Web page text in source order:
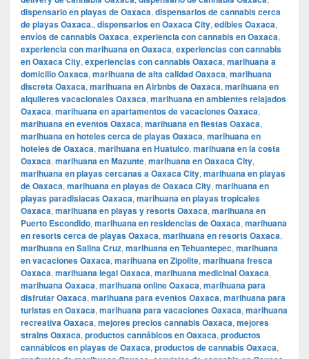
dispensario en playas de Oaxaca, dispensarios de cannabis cerca
de playas Oaxaca., dispensarios en Oaxaca City, edibles Oaxaca,
envíos de cannabis Oaxaca, experiencia con cannabis en Oaxaca,
experiencia con marihuana en Oaxaca, experiencias con cannabis
en Oaxaca City, experiencias con cannabis Oaxaca, marihuana a
domicilio Oaxaca, marihuana de alta calidad Oaxaca, marihuana
discreta Oaxaca, marihuana en Airbnbs de Oaxaca, marihuana en
alquileres vacacionales Oaxaca, marihuana en ambientes relajados
Oaxaca, marihuana en apartamentos de vacaciones Oaxaca,
marihuana en eventos Oaxaca, marihuana en fiestas Oaxaca,
marihuana en hoteles cerca de playas Oaxaca, marihuana en
hoteles de Oaxaca, marihuana en Huatulco, marihuana en la costa
Oaxaca, marihuana en Mazunte, marihuana en Oaxaca City,
marihuana en playas cercanas a Oaxaca City, marihuana en playas
de Oaxaca, marihuana en playas de Oaxaca City, marihuana en
playas paradisiacas Oaxaca, marihuana en playas tropicales
Oaxaca, marihuana en playas y resorts Oaxaca, marihuana en
Puerto Escondido, marihuana en residencias de Oaxaca, marihuana
en resorts cerca de playas Oaxaca, marihuana en resorts Oaxaca,
marihuana en Salina Cruz, marihuana en Tehuantepec, marihuana
en vacaciones Oaxaca, marihuana en Zipolite, marihuana fresca
Oaxaca, marihuana legal Oaxaca, marihuana medicinal Oaxaca,
marihuana Oaxaca, marihuana online Oaxaca, marihuana para
disfrutar Oaxaca, marihuana para eventos Oaxaca, marihuana para
turistas en Oaxaca, marihuana para vacaciones Oaxaca, marihuana
recreativa Oaxaca, mejores precios cannabis Oaxaca, mejores
strains Oaxaca, productos cannábicos en Oaxaca, productos
cannábicos en playas de Oaxaca, productos de cannabis Oaxaca,